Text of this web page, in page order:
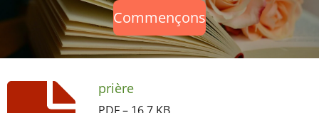
Commençons
prière